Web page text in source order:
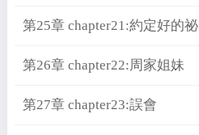
第25章 chapter21:約定好的
第26章 chapter22:周家姐妹
第27章 chapter23:誤會